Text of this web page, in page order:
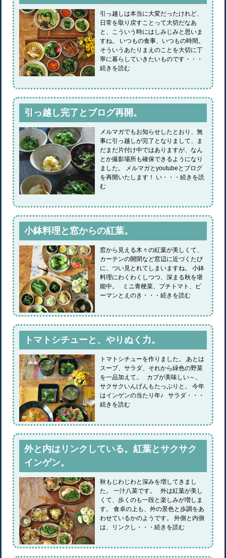
引っ越しは本当に大変だったけれど、
日常を取り戻すことって大切だなあ
と、こういう時にはしみじみと思いま
すね。 いつもの食事、いつもの時間。
そういうあたりまえのことを大切に丁
寧に暮らしていきたいものです・・・
続きを読む
引っ越し完了とブログ再開。
メルマガでもお知らせしたとおり、無
事に引っ越しが完了となりまして、ま
だまだ片付け中ではありますが、なん
とか撮影場所も確保できるようになり
ました。 メルマガとyoutubeとブログ
を再開いたします！ い・・・続きを読
む
小鉢料理と窓からの紅葉。
窓から見える木々の紅葉が美しくて、
カーテンの開閉など窓辺に近づくたび
に、つい見とれてしまいますね。 小鉢
料理にわくわくしつつ、深まる秋を堪
能中。 ミニ青梗菜、プチトマト、ピ
ーマンとえのき・・・続きを読む
トマトシチューと、やりぬく力。
トマトシチューを作りました。 あとは
スープ、サラダ、それから緑色の野菜
を一品加えて。 カブが美味しい～。
サクサクいんげんもたっぷりと。 今年
はインゲンの当たり年♪ サラダ・・・
続きを読む
外と内はリンクしている。紅葉とサクサク
インゲン。
秋もじわじわと深みを増してきまし
た。 一汁八菜です。 外は紅葉が美し
くて、歩くのも一段と楽しみが増しま
す。 食卓の上も、外の景色と歩調をあ
わせているかのようです。 外側と内側
は、リンクし・・・続きを読む